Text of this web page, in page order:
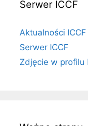
Serwer ICCF
Aktualności ICCF
Serwer ICCF
Zdjęcie w profilu